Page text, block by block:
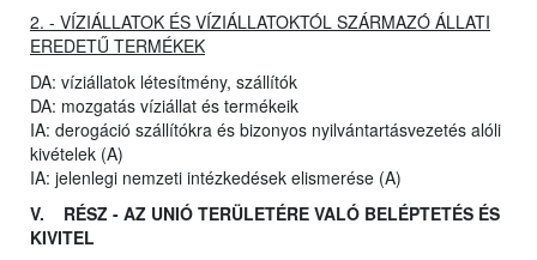
2. - VÍZIÁLLATOK ÉS VÍZIÁLLATOKTÓL SZÁRMAZÓ ÁLLATI
EREDETŰ TERMÉKEK
DA: víziállatok létesítmény, szállítók
DA: mozgatás víziállat és termékeik
IA: derogáció szállítókra és bizonyos nyilvántartásvezetés alóli
kivételek (A)
IA: jelenlegi nemzeti intézkedések elismerése (A)
V. RÉSZ - AZ UNIÓ TERÜLETÉRE VALÓ BELÉPTETÉS ÉS
KIVITEL